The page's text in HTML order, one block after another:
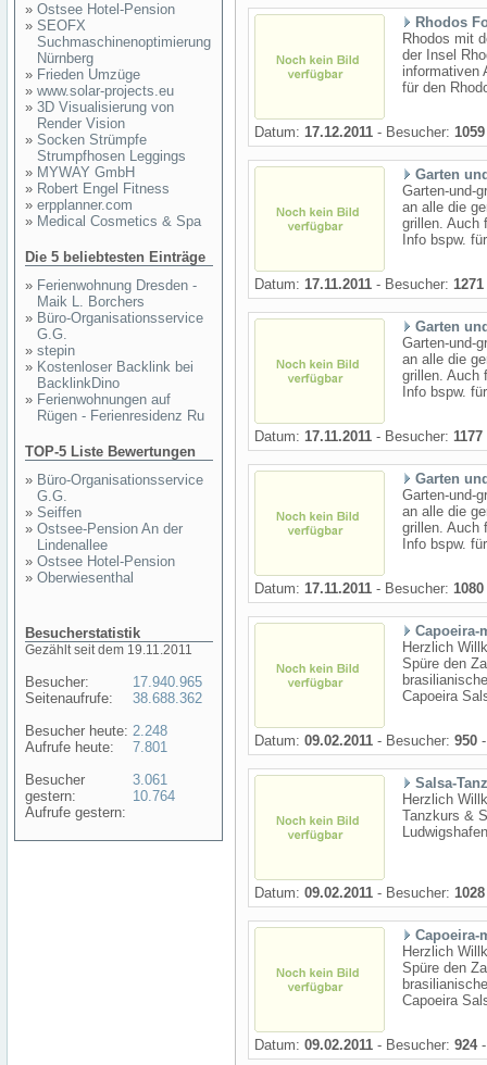
» Ostsee Hotel-Pension
» SEOFX
Suchmaschinenoptimierung
Nürnberg
» Frieden Umzüge
» www.solar-projects.eu
» 3D Visualisierung von
Render Vision
» Socken Strümpfe
Strumpfhosen Leggings
» MYWAY GmbH
» Robert Engel Fitness
» erpplanner.com
» Medical Cosmetics & Spa
Die 5 beliebtesten Einträge
» Ferienwohnung Dresden -
Maik L. Borchers
» Büro-Organisationsservice
G.G.
» stepin
» Kostenloser Backlink bei
BacklinkDino
» Ferienwohnungen auf
Rügen - Ferienresidenz Ru
TOP-5 Liste Bewertungen
» Büro-Organisationsservice
G.G.
» Seiffen
» Ostsee-Pension An der
Lindenallee
» Ostsee Hotel-Pension
» Oberwiesenthal
Besucherstatistik
Gezählt seit dem 19.11.2011
Besucher:
Seitenaufrufe:
Besucher heute:
Aufrufe heute:
Besucher
gestern:
Aufrufe gestern:
17.940.965
38.688.362
2.248
7.801
3.061
10.764
Rhodos
Rhodos mit
der Insel
informativen
für den
Datum: 17.12.2011 - Besucher: 1059
Garten
Garten-und-
an alle die
grillen. Auch
Info bspw.
Datum: 17.11.2011 - Besucher: 1271
Garten
Garten-und-
an alle die
grillen. Auch
Info bspw.
Datum: 17.11.2011 - Besucher: 1177
Garten
Garten-und-
an alle die
grillen. Auch
Info bspw.
Datum: 17.11.2011 - Besucher: 1080
Capoeira-
Herzlich
Spüre den
Capoeira
Datum: 09.02.2011 - Besucher: 950
Salsa-
Herzlich
Tanzkurs &
Datum: 09.02.2011 - Besucher: 1028
Capoeira-
Herzlich
Spüre den
Capoeira
Datum: 09.02.2011 - Besucher: 924-